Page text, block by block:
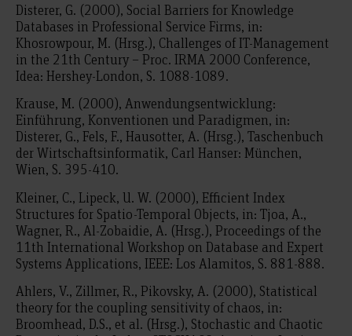
Disterer, G. (2000), Social Barriers for Knowledge
Databases in Professional Service Firms, in:
Khosrowpour, M. (Hrsg.), Challenges of IT-Management
in the 21th Century – Proc. IRMA 2000 Conference,
Idea: Hershey-London, S. 1088-1089.
Krause, M. (2000), Anwendungsentwicklung:
Einführung, Konventionen und Paradigmen, in:
Disterer, G., Fels, F., Hausotter, A. (Hrsg.), Taschenbuch
der Wirtschaftsinformatik, Carl Hanser: München,
Wien, S. 395-410.
Kleiner, C., Lipeck, U. W. (2000), Efficient Index
Structures for Spatio-Temporal Objects, in: Tjoa, A.,
Wagner, R., Al-Zobaidie, A. (Hrsg.), Proceedings of the
11th International Workshop on Database and Expert
Systems Applications, IEEE: Los Alamitos, S. 881-888.
Ahlers, V., Zillmer, R., Pikovsky, A. (2000), Statistical
theory for the coupling sensitivity of chaos, in:
Broomhead, D.S., et al. (Hrsg.), Stochastic and Chaotic